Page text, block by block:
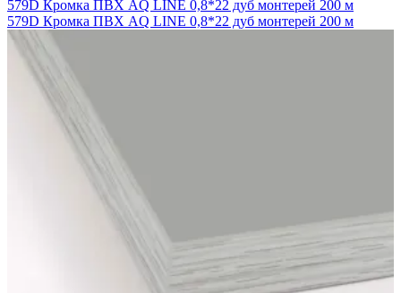
579D Кромка ПВХ AQ LINE 0,8*22 дуб монтерей 200 м
579D Кромка ПВХ AQ LINE 0,8*22 дуб монтерей 200 м